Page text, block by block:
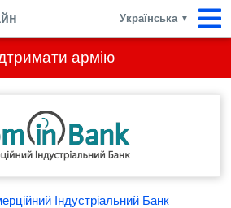
армію
Українська ▼
Індустріальний Банк